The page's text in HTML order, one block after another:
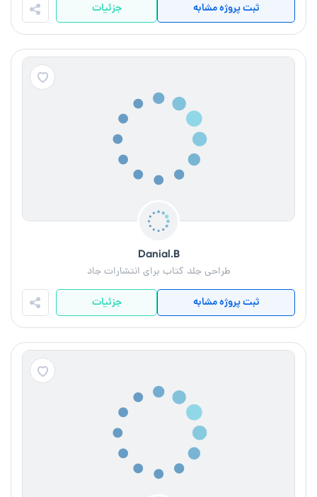
ثبت پروژه مشابه جزئیات
Danial.B
طراحی جلد کتاب برای انتشارات جاد
ثبت پروژه مشابه جزئیات